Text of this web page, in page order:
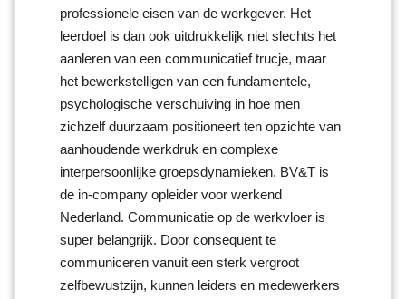
professionele eisen van de werkgever. Het
leerdoel is dan ook uitdrukkelijk niet slechts het
aanleren van een communicatief trucje, maar
het bewerkstelligen van een fundamentele,
psychologische verschuiving in hoe men
zichzelf duurzaam positioneert ten opzichte van
aanhoudende werkdruk en complexe
interpersoonlijke groepsdynamieken. BV&T is
de in-company opleider voor werkend
Nederland. Communicatie op de werkvloer is
super belangrijk. Door consequent te
communiceren vanuit een sterk vergroot
zelfbewustzijn, kunnen leiders en medewerkers